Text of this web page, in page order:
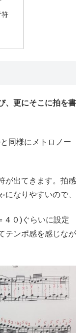
符
、更にそこに拍を書
同様にメトロノー
が出てきます。拍感
なりやすいので、
４０)ぐらいに設定
テンポ感を感じなが